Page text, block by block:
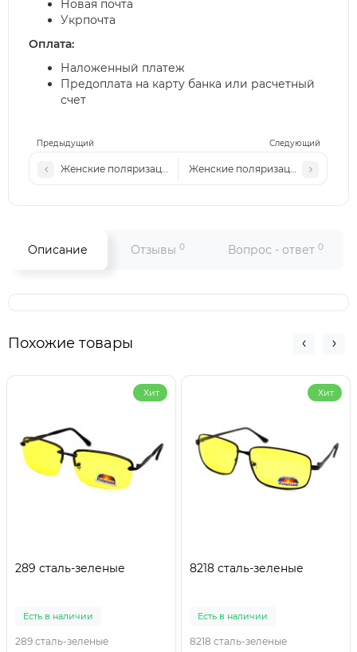
Предыдущий Следующий
Женские поляризационные солнцезащитные очки MM
Женские поляризационные
Новая почта
Укрпочта
Оплата:
Наложенный платеж
Предоплата на карту банка или расчетный
счет
Описание Отзывы 0 Вопрос - ответ 0
Похожие товары
Хит
289 сталь-зеленые
Есть в наличии
289 сталь-зеленые
Хит
8218 сталь-зеленые
Есть в наличии
8218 сталь-зеленые